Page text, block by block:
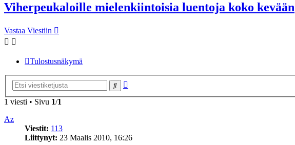
Viherpeukaloille mielenkiintoisia luentoja koko kevään
Vastaa Viestiin
Tulostusnäkymä
Etsi
1 viesti • Sivu 1/1
Az
Viestit: 113
Liittynyt: 23 Maalis 2010, 16:26